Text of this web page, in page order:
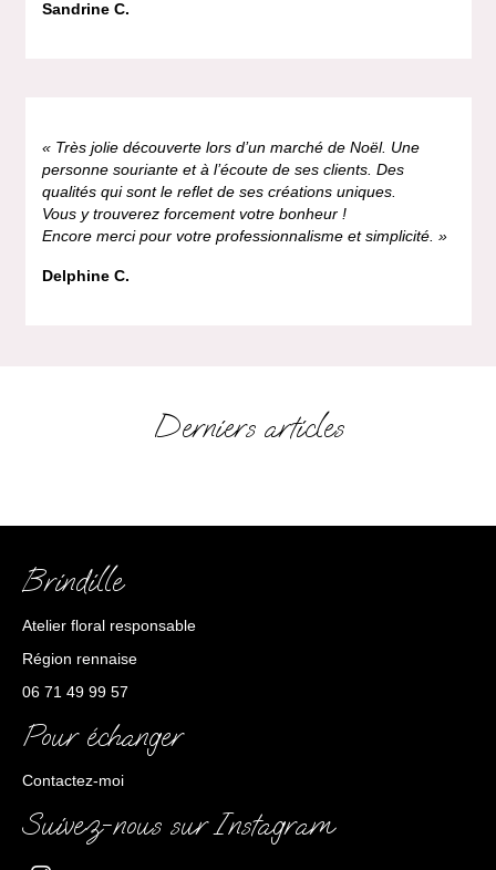
Sandrine C.
« Très jolie découverte lors d’un marché de Noël. Une
personne souriante et à l’écoute de ses clients. Des
qualités qui sont le reflet de ses créations uniques.
Vous y trouverez forcement votre bonheur !
Encore merci pour votre professionnalisme et simplicité. »
Delphine C.
Derniers articles
Brindille
Atelier floral responsable
Région rennaise
06 71 49 99 57
Pour échanger
Contactez-moi
Suivez-nous sur Instagram